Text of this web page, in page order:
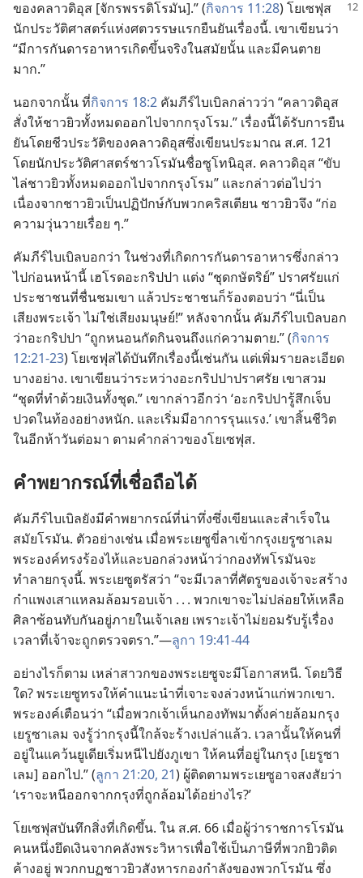
ของ​คลาวดิอุส [จักรพรรดิ​โรมัน].” (กิจการ 11:28)โยเซฟุส
นัก​ประวัติศาสตร์​แห่ง​ศตวรรษ​แรก​ยืน​ยัน​เรื่อง​นี้. เขา​เขียน​ว่า
“มี​การ​กันดาร​อาหาร​เกิด​ขึ้น​จริง​ใน​สมัย​นั้น และ​มี​คน​ตาย​
มาก.”
นอก​จาก​นั้น ที่​กิจการ 18:2 คัมภีร์​ไบเบิล​กล่าว​ว่า “คลาวดิอุส​
สั่ง​ให้​ชาว​ยิว​ทั้ง​หมด​ออก​ไป​จาก​กรุง​โรม.” เรื่อง​นี้​ได้​รับ​การ​ยืน​
ยัน​โดย​ชีวประวัติ​ของ​คลาวดิอุส​ซึ่ง​เขียน​ประมาณ ส.ศ. 121
โดย​นัก​ประวัติศาสตร์​ชาว​โรมัน​ชื่อ​ซูโทนิอุส. คลาวดิอุส “ขับ​
ไล่​ชาว​ยิว​ทั้ง​หมด​ออก​ไป​จาก​กรุง​โรม” และ​กล่าว​ต่อ​ไป​ว่า
เนื่อง​จาก​ชาว​ยิว​เป็น​ปฏิปักษ์​กับ​พวก​คริสเตียน ชาว​ยิว​จึง “ก่อ​
ความ​วุ่นวาย​เรื่อย ๆ.”
คัมภีร์​ไบเบิล​บอก​ว่า ใน​ช่วง​ที่​เกิด​การ​กันดาร​อาหาร​ซึ่ง​กล่าว​
ไป​ก่อน​หน้า​นี้ เฮโรด​อะกริปปา แต่ง “ชุด​กษัตริย์” ปราศรัย​แก่​
ประชาชน​ที่​ชื่นชม​เขา แล้ว​ประชาชน​ก็​ร้อง​ตอบ​ว่า “นี่​เป็น​
เสียง​พระเจ้า ไม่​ใช่​เสียง​มนุษย์!” หลัง​จาก​นั้น คัมภีร์​ไบเบิล​บอก​
ว่า​อะกริปปา “ถูก​หนอน​กัด​กิน​จน​ถึง​แก่​ความ​ตาย.” (กิจการ
12:21-23) โยเซฟุส​ได้​บันทึก​เรื่อง​นี้​เช่น​กัน แต่​เพิ่ม​ราย​ละเอียด​
บาง​อย่าง. เขา​เขียน​ว่า​ระหว่าง​อะกริปปา​ปราศรัย เขา​สวม
“ชุด​ที่​ทำ​ด้วย​เงิน​ทั้ง​ชุด.” เขา​กล่าว​อีก​ว่า ‘อะกริปปา​รู้สึก​เจ็บ​
ปวด​ใน​ท้อง​อย่าง​หนัก. และ​เริ่ม​มี​อาการ​รุนแรง.’ เขา​สิ้น​ชีวิต​
ใน​อีก​ห้า​วัน​ต่อ​มา ตาม​คำ​กล่าว​ของ​โยเซฟุส.
คำ​พยากรณ์​ที่​เชื่อถือ​ได้
คัมภีร์​ไบเบิล​ยัง​มี​คำ​พยากรณ์​ที่​น่า​ทึ่ง​ซึ่ง​เขียน​และ​สำเร็จ​ใน​
สมัย​โรมัน. ตัว​อย่าง​เช่น เมื่อ​พระ​เยซู​ขี่​ลา​เข้า​กรุง​เยรูซาเลม
พระองค์​ทรง​ร้องไห้​และ​บอก​ล่วง​หน้า​ว่า​กองทัพ​โรมัน​จะ​
ทำลาย​กรุง​นี้. พระ​เยซู​ตรัส​ว่า “จะ​มี​เวลา​ที่​ศัตรู​ของ​เจ้า​จะ​สร้าง​
กำแพง​เสา​แหลม​ล้อม​รอบ​เจ้า . . . พวก​เขา​จะ​ไม่​ปล่อย​ให้​เหลือ​
ศิลา​ซ้อน​ทับ​กัน​อยู่​ภาย​ใน​เจ้า​เลย เพราะ​เจ้า​ไม่​ยอม​รับ​รู้​เรื่อง​
เวลา​ที่​เจ้า​จะ​ถูก​ตรวจตรา.”—ลูกา 19:41-44
อย่าง​ไร​ก็​ตาม เหล่า​สาวก​ของ​พระ​เยซู​จะ​มี​โอกาส​หนี. โดย​วิธี​
ใด? พระ​เยซู​ทรง​ให้​คำ​แนะ​นำ​ที่​เจาะจง​ล่วง​หน้า​แก่​พวก​เขา.
พระองค์​เตือน​ว่า “เมื่อ​พวก​เจ้า​เห็น​กองทัพ​มา​ตั้ง​ค่าย​ล้อม​กรุง​
เยรูซาเลม จง​รู้​ว่า​กรุง​นี้​ใกล้​จะ​ร้าง​เปล่า​แล้ว. เวลา​นั้น​ให้​คน​ที่​
อยู่​ใน​แคว้น​ยูเดีย​เริ่ม​หนี​ไป​ยัง​ภูเขา ให้​คน​ที่​อยู่​ใน​กรุง [เยรูซา
เลม] ออก​ไป.” (ลูกา 21:20, 21) ผู้​ติด​ตาม​พระ​เยซู​อาจ​สงสัย​ว่า
‘เรา​จะ​หนี​ออก​จาก​กรุง​ที่​ถูก​ล้อม​ได้​อย่าง​ไร?’
โยเซฟุส​บันทึก​สิ่ง​ที่​เกิด​ขึ้น. ใน ส.ศ. 66 เมื่อ​ผู้​ว่า​ราชการ​โรมัน​
คน​หนึ่ง​ยึด​เงิน​จาก​คลัง​พระ​วิหาร​เพื่อ​ใช้​เป็น​ภาษี​ที่​พวก​ยิว​ติด​
ค้าง​อยู่ พวก​กบฏ​ชาว​ยิว​สังหาร​กอง​กำลัง​ของ​พวก​โรมัน ซึ่ง​